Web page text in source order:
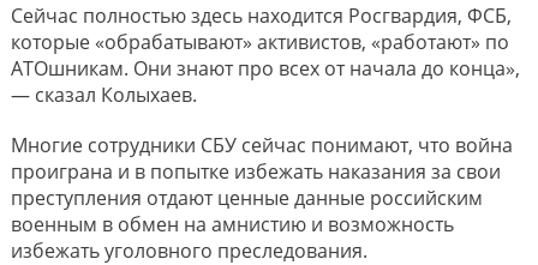
Сейчас полностью здесь находится Росгвардия, ФСБ,
которые «обрабатывают» активистов, «работают» по
АТОшникам. Они знают про всех от начала до конца»,
— сказал Колыхаев.
Многие сотрудники СБУ сейчас понимают, что война
проиграна и в попытке избежать наказания за свои
преступления отдают ценные данные российским
военным в обмен на амнистию и возможность
избежать уголовного преследования.